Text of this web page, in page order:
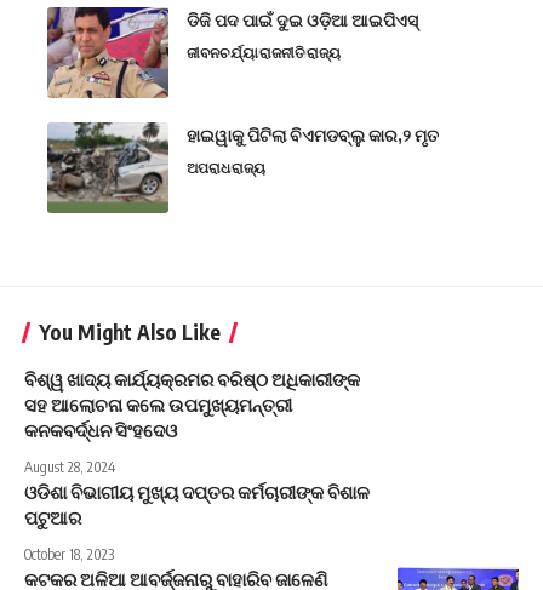
ଡିଜି ପଦ ପାଇଁ ଦୁଇ ଓଡ଼ିଆ ଆଇପିଏସ୍
ଜୀବନଚର୍ଯ୍ୟାରାଜନୀତିରାଜ୍ୟ
ହାଇୱାକୁ ପିଟିଲା ବିଏମଡବ୍ଲୁ କାର,୨ ମୃତ
ଅପରାଧରାଜ୍ୟ
You Might Also Like
ବିଶ୍ୱ ଖାଦ୍ୟ କାର୍ଯ୍ୟକ୍ରମର ବରିଷ୍ଠ ଅଧିକାରୀଙ୍କ
ସହ ଆଲୋଚନା କଲେ ଉପମୁଖ୍ୟମନ୍ତ୍ରୀ
କନକବର୍ଦ୍ଧନ ସିଂହଦେଓ
August 28, 2024
ଓଡିଶା ବିଭାଗୀୟ ମୁଖ୍ୟ ଦପ୍ତର କର୍ମଚାରୀଙ୍କ ବିଶାଳ
ପଟୁଆର
October 18, 2023
କଟକର ଅଳିଆ ଆବର୍ଜ୍ଜନାରୁ ବାହାରିବ ଜାଳେଣି